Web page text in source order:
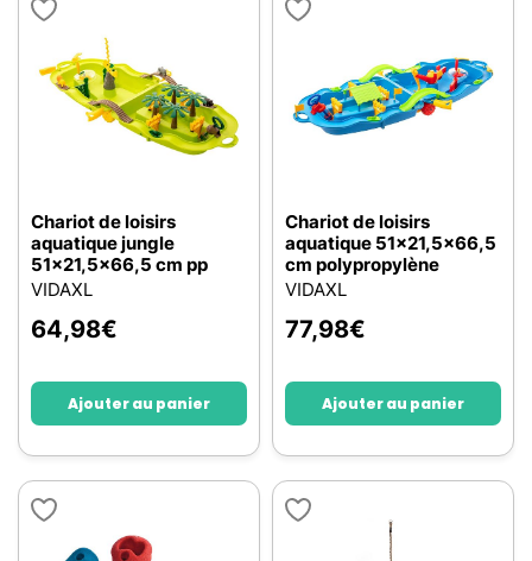
Chariot de loisirs
aquatique jungle
51x21,5x66,5 cm pp
VIDAXL
64,98€
Ajouter au panier
Chariot de loisirs
aquatique 51x21,5x66,5
cm polypropylène
VIDAXL
77,98€
Ajouter au panier